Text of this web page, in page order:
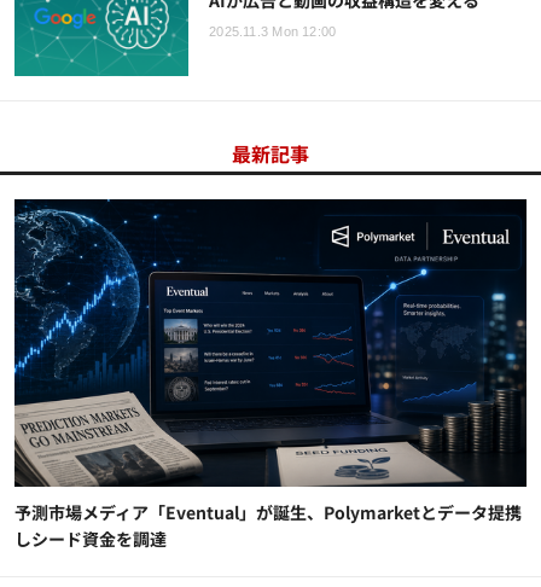
2025.11.3 Mon 12:00
最新記事
予測市場メディア「Eventual」が誕生、Polymarketとデータ提携
しシード資金を調達